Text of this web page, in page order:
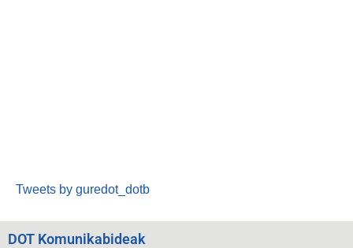
Tweets by guredot_dotb
DOT Komunikabideak